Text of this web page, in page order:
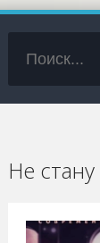
Не